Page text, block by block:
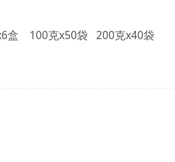
盒 100克x50袋 200克x40袋